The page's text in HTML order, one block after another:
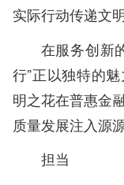
实际行动传递文
在服务创新
行”正以独特的
明之花在普惠金
质量发展注入源
担当